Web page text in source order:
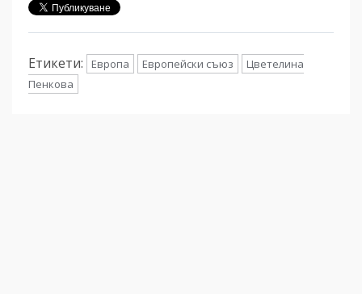
Етикети: Европа Европейски съюз
Цветелина
Пенкова